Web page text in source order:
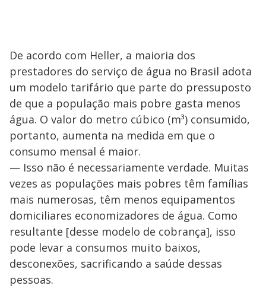
De acordo com Heller, a maioria dos
prestadores do serviço de água no Brasil adota
um modelo tarifário que parte do pressuposto
de que a população mais pobre gasta menos
água. O valor do metro cúbico (m³) consumido,
portanto, aumenta na medida em que o
consumo mensal é maior.
— Isso não é necessariamente verdade. Muitas
vezes as populações mais pobres têm famílias
mais numerosas, têm menos equipamentos
domiciliares economizadores de água. Como
resultante [desse modelo de cobrança], isso
pode levar a consumos muito baixos,
desconexões, sacrificando a saúde dessas
pessoas.